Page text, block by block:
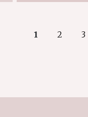
1 2 3